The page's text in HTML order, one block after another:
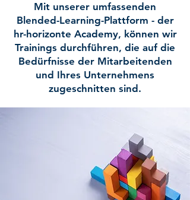
Mit unserer umfassenden
Blended-Learning-Plattform - der
hr-horizonte Academy, können wir
Trainings durchführen, die auf die
Bedürfnisse der Mitarbeitenden
und Ihres Unternehmens
zugeschnitten sind.